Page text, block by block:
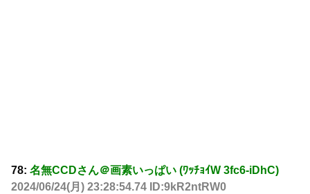
78: 名無CCDさん＠画素いっぱい (ﾜｯﾁｮｲW 3fc6-iDhC)
2024/06/24(月) 23:28:54.74 ID:9kR2ntRW0